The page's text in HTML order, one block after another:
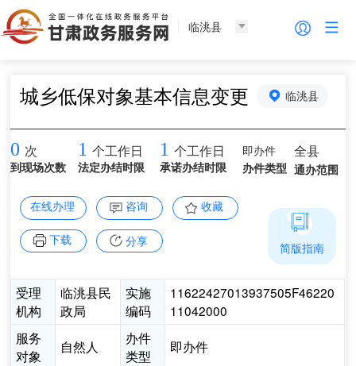
临洮县
城乡低保对象基本信息变更 临洮县
0 次
到现场次数
1 个工作日
法定办结时限
1 个工作日
承诺办结时限
即办件
办件类型
全县
通办范围
在线办理 咨询 收藏
下载 分享
受理
机构
临洮县民
政局
实施
编码
11622427013937505F46220
11042000
服务
对象
自然人
办件
类型
即办件
简版指南